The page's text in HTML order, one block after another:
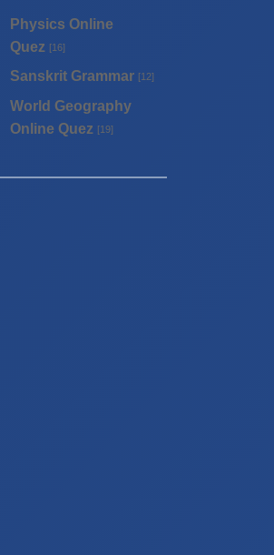
Physics Online
Quez [16]
Sanskrit Grammar [12]
World Geography
Online Quez [19]